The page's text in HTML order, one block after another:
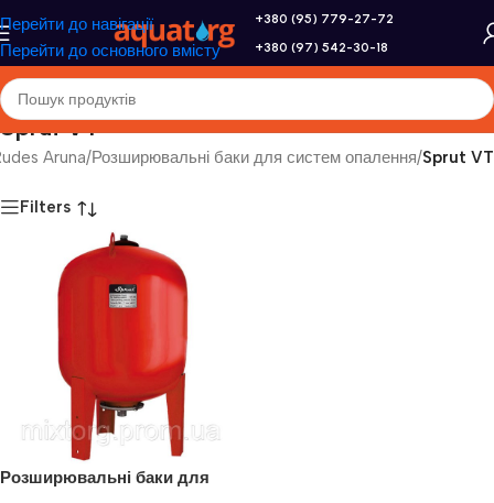
Перейти до навігації
Перейти до основного вмісту
+380 (95) 779-27-72
+380 (97) 542-30-18
Sprut VT
Aruna/Розширювальні баки для систем опалення/Sprut VT
Filters
Розширювальні баки для